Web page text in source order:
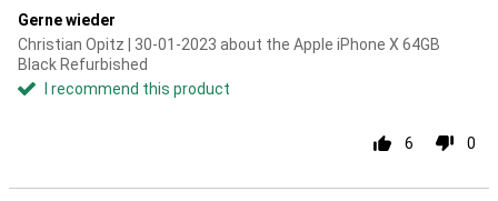
Gerne wieder
Christian Opitz | 30-01-2023 about the Apple iPhone X 64GB
Black Refurbished
I recommend this product
6 0